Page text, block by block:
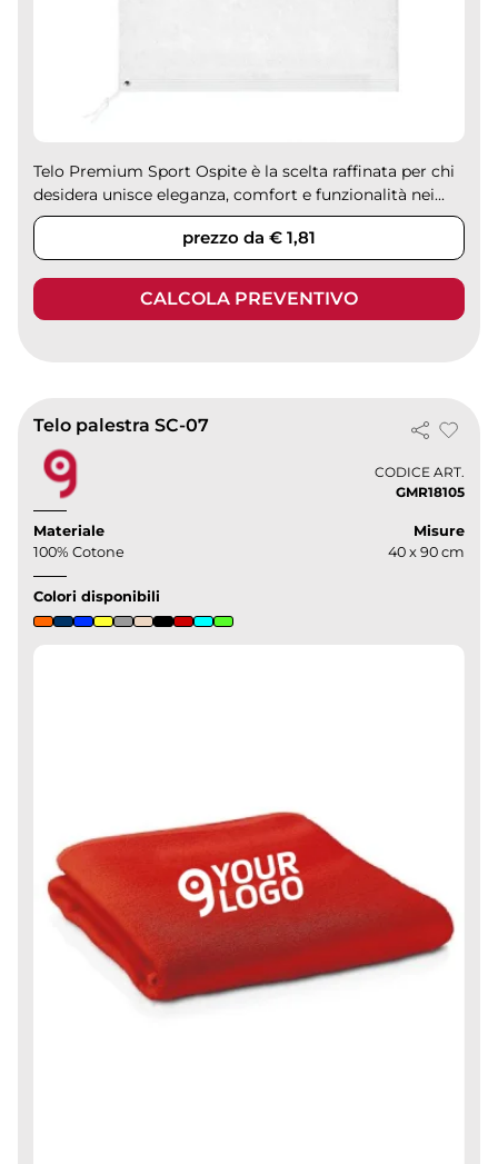
Telo Premium Sport Ospite è la scelta raffinata per chi
desidera unisce eleganza, comfort e funzionalità nei...
prezzo da € 1,81
CALCOLA PREVENTIVO
Telo palestra SC-07
CODICE ART.
GMR18105
Materiale
100% Cotone
Misure
40 x 90 cm
Colori disponibili